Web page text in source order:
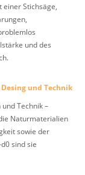
Stichsäge,
und des
und Technik
Technik –
Naturmaterialien
sowie der
sind sie